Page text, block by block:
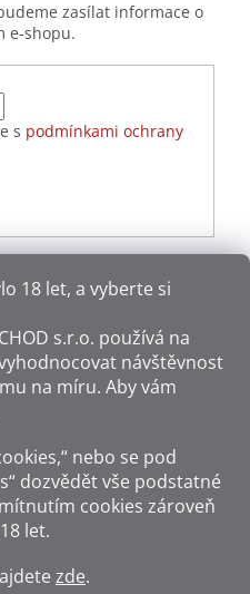
18 let, a vyberte si
s.r.o. používá na
návštěvnost
na míru. Aby vám
nebo se pod
dozvědět vše podstatné
cookies zároveň
let.
zde.
zasílat informace o
e-shopu.
s podmínkami ochrany
mladším 18 let.